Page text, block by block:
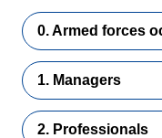
0. Armed forces
1. Managers
2. Professionals